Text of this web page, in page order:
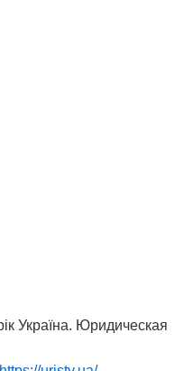
Україна. Юридическая